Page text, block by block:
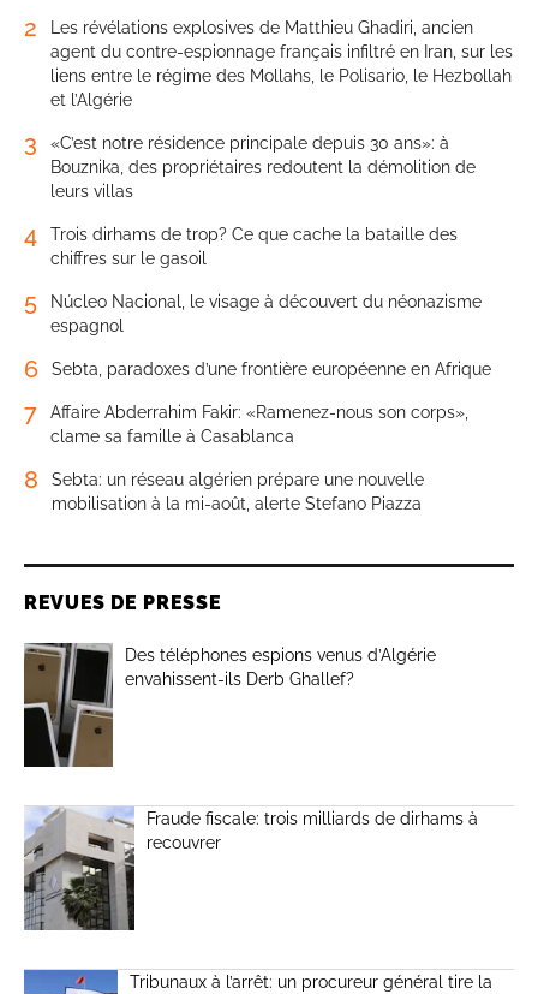
2
Les révélations explosives de Matthieu Ghadiri, ancien
agent du contre-espionnage français infiltré en Iran, sur les
liens entre le régime des Mollahs, le Polisario, le Hezbollah
et l’Algérie
3
«C’est notre résidence principale depuis 30 ans»: à
Bouznika, des propriétaires redoutent la démolition de
leurs villas
4
Trois dirhams de trop? Ce que cache la bataille des
chiffres sur le gasoil
5
Núcleo Nacional, le visage à découvert du néonazisme
espagnol
6 Sebta, paradoxes d’une frontière européenne en Afrique
7
Affaire Abderrahim Fakir: «Ramenez-nous son corps»,
clame sa famille à Casablanca
8
Sebta: un réseau algérien prépare une nouvelle
mobilisation à la mi-août, alerte Stefano Piazza
REVUES DE PRESSE
Des téléphones espions venus d’Algérie
envahissent-ils Derb Ghallef?
Fraude fiscale: trois milliards de dirhams à
recouvrer
Tribunaux à l’arrêt: un procureur général tire la